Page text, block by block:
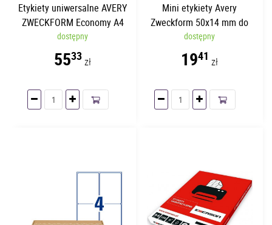
Etykiety uniwersalne AVERY
ZWECKFORM Economy A4
48.5 x 25.4mm | 100
arkuszy
dostępny
5533zł
Mini etykiety Avery
Zweckform 50x14 mm do
opisywania ręcznego | 672
etykiet
dostępny
1941 zł